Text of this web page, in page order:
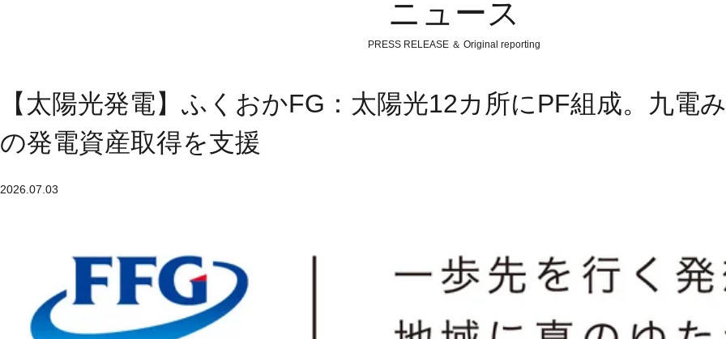
ニュース
PRESS RELEASE ＆ Original reporting
【太陽光発電】ふくおかFG：太陽光12カ所にPF組成。九電
の発電資産取得を支援
2026.07.03